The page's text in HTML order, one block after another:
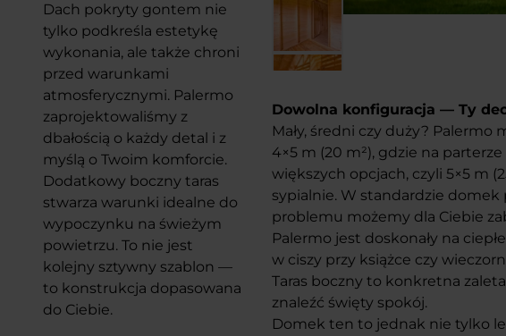
Dowolna konfiguracja — Ty
Mały, średni czy duży?
4×5 m (20 m²), gdzie na
większych opcjach, czyli 5×5 m
sypialnie. W standardzie domek
problemu możemy dla Ciebie
Palermo jest doskonały na
w ciszy przy książce czy
Taras boczny to konkretna
znaleźć święty spokój.
Domek ten to jednak nie tylko
Dach pokryty gontem nie
tylko podkreśla estetykę
wykonania, ale także chroni
przed warunkami
atmosferycznymi. Palermo
zaprojektowaliśmy z
dbałością o każdy detal i z
myślą o Twoim komforcie.
Dodatkowy boczny taras
stwarza warunki idealne do
wypoczynku na świeżym
powietrzu. To nie jest
kolejny sztywny szablon —
to konstrukcja dopasowana
do Ciebie.